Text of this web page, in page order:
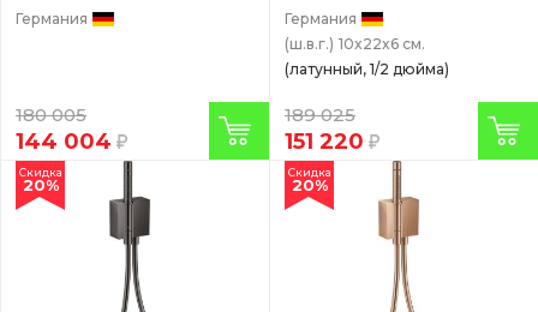
Германия
180 005
144 004
Германия
(ш.в.г.) 10x22x6 см.
(латунный, 1/2 дюйма)
189 025
151 220
Скидка
20%
Скидка
20%